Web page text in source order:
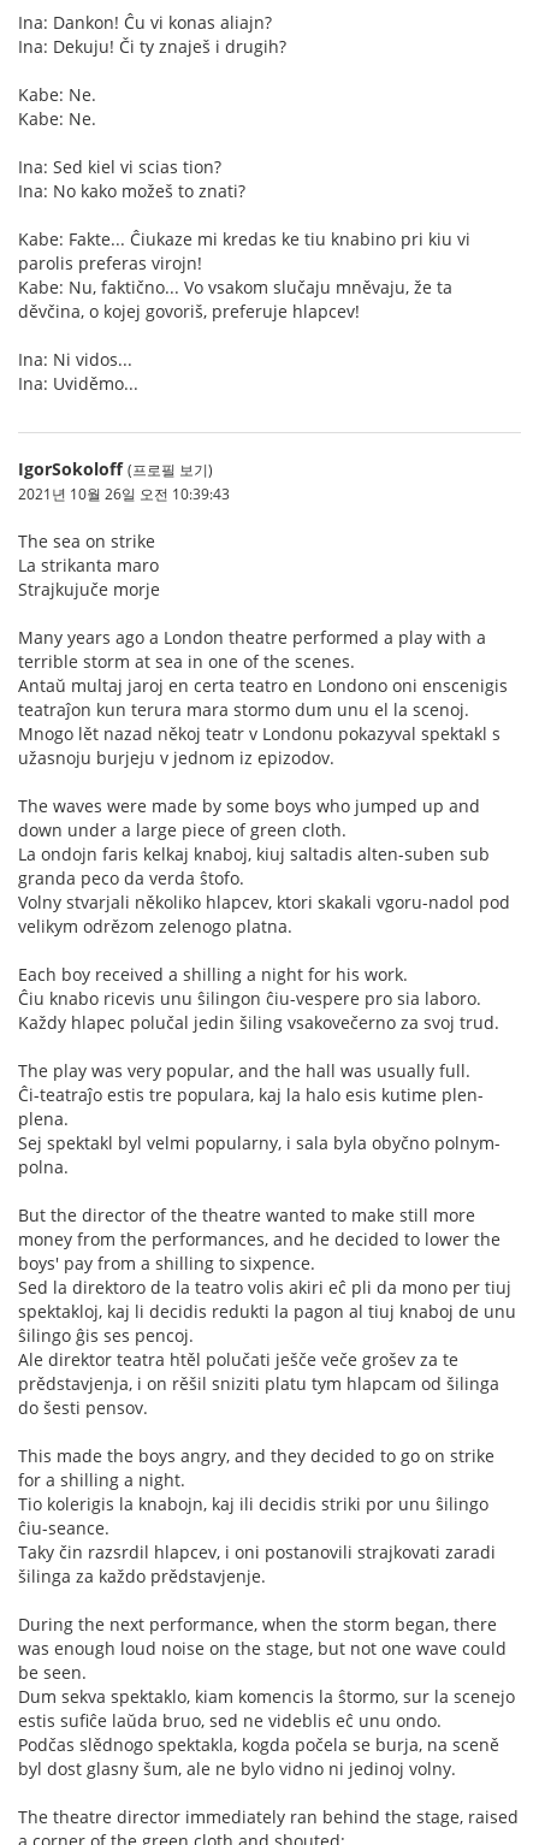
Ina: Dankon! Ĉu vi konas aliajn?
Ina: Dekuju! Či ty znaješ i drugih?
Kabe: Ne.
Kabe: Ne.
Ina: Sed kiel vi scias tion?
Ina: No kako možeš to znati?
Kabe: Fakte... Ĉiukaze mi kredas ke tiu knabino pri kiu vi
parolis preferas virojn!
Kabe: Nu, faktično... Vo vsakom slučaju mněvaju, že ta
děvčina, o kojej govoriš, preferuje hlapcev!
Ina: Ni vidos...
Ina: Uviděmo...
IgorSokoloff (프로필 보기)
2021년 10월 26일 오전 10:39:43
The sea on strike
La strikanta maro
Strajkujuče morje
Many years ago a London theatre performed a play with a
terrible storm at sea in one of the scenes.
Antaŭ multaj jaroj en certa teatro en Londono oni enscenigis
teatraĵon kun terura mara stormo dum unu el la scenoj.
Mnogo lět nazad někoj teatr v Londonu pokazyval spektakl s
užasnoju burjeju v jednom iz epizodov.
The waves were made by some boys who jumped up and
down under a large piece of green cloth.
La ondojn faris kelkaj knaboj, kiuj saltadis alten-suben sub
granda peco da verda ŝtofo.
Volny stvarjali několiko hlapcev, ktori skakali vgoru-nadol pod
velikym odrězom zelenogo platna.
Each boy received a shilling a night for his work.
Ĉiu knabo ricevis unu ŝilingon ĉiu-vespere pro sia laboro.
Každy hlapec polučal jedin šiling vsakovečerno za svoj trud.
The play was very popular, and the hall was usually full.
Ĉi-teatraĵo estis tre populara, kaj la halo esis kutime plen-
plena.
Sej spektakl byl velmi popularny, i sala byla obyčno polnym-
polna.
But the director of the theatre wanted to make still more
money from the performances, and he decided to lower the
boys' pay from a shilling to sixpence.
Sed la direktoro de la teatro volis akiri eĉ pli da mono per tiuj
spektakloj, kaj li decidis redukti la pagon al tiuj knaboj de unu
ŝilingo ĝis ses pencoj.
Ale direktor teatra htěl polučati ješče veče grošev za te
prědstavjenja, i on rěšil sniziti platu tym hlapcam od šilinga
do šesti pensov.
This made the boys angry, and they decided to go on strike
for a shilling a night.
Tio kolerigis la knabojn, kaj ili decidis striki por unu ŝilingo
ĉiu-seance.
Taky čin razsrdil hlapcev, i oni postanovili strajkovati zaradi
šilinga za každo prědstavjenje.
During the next performance, when the storm began, there
was enough loud noise on the stage, but not one wave could
be seen.
Dum sekva spektaklo, kiam komencis la ŝtormo, sur la scenejo
estis sufiĉe laŭda bruo, sed ne videblis eĉ unu ondo.
Podčas slědnogo spektakla, kogda počela se burja, na sceně
byl dost glasny šum, ale ne bylo vidno ni jedinoj volny.
The theatre director immediately ran behind the stage, raised